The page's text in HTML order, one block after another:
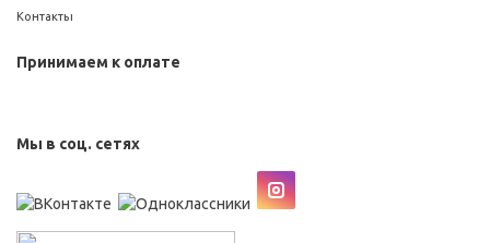
Контакты
Принимаем к оплате
Мы в соц. сетях